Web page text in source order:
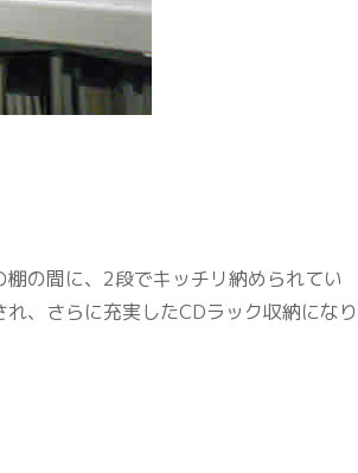
の間に、2段でキッチリ納められてい
、さらに充実したCDラック収納になり